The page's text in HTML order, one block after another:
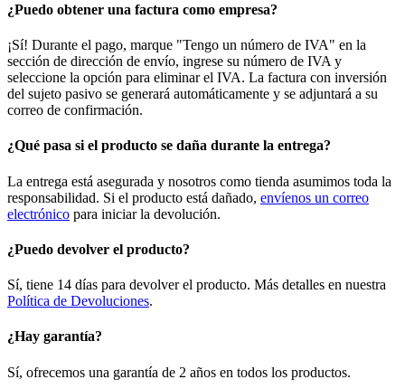
¿Puedo obtener una factura como empresa?
¡Sí! Durante el pago, marque "Tengo un número de IVA" en la
sección de dirección de envío, ingrese su número de IVA y
seleccione la opción para eliminar el IVA. La factura con inversión
del sujeto pasivo se generará automáticamente y se adjuntará a su
correo de confirmación.
¿Qué pasa si el producto se daña durante la entrega?
La entrega está asegurada y nosotros como tienda asumimos toda la
responsabilidad. Si el producto está dañado, envíenos un correo
electrónico para iniciar la devolución.
¿Puedo devolver el producto?
Sí, tiene 14 días para devolver el producto. Más detalles en nuestra
Política de Devoluciones.
¿Hay garantía?
Sí, ofrecemos una garantía de 2 años en todos los productos.